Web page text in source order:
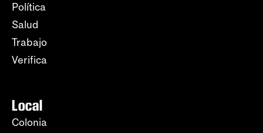
Política
Salud
Trabajo
Verifica
Local
Colonia